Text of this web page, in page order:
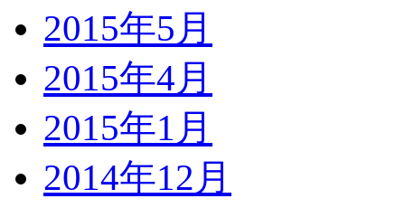
2015年5月
2015年4月
2015年1月
2014年12月